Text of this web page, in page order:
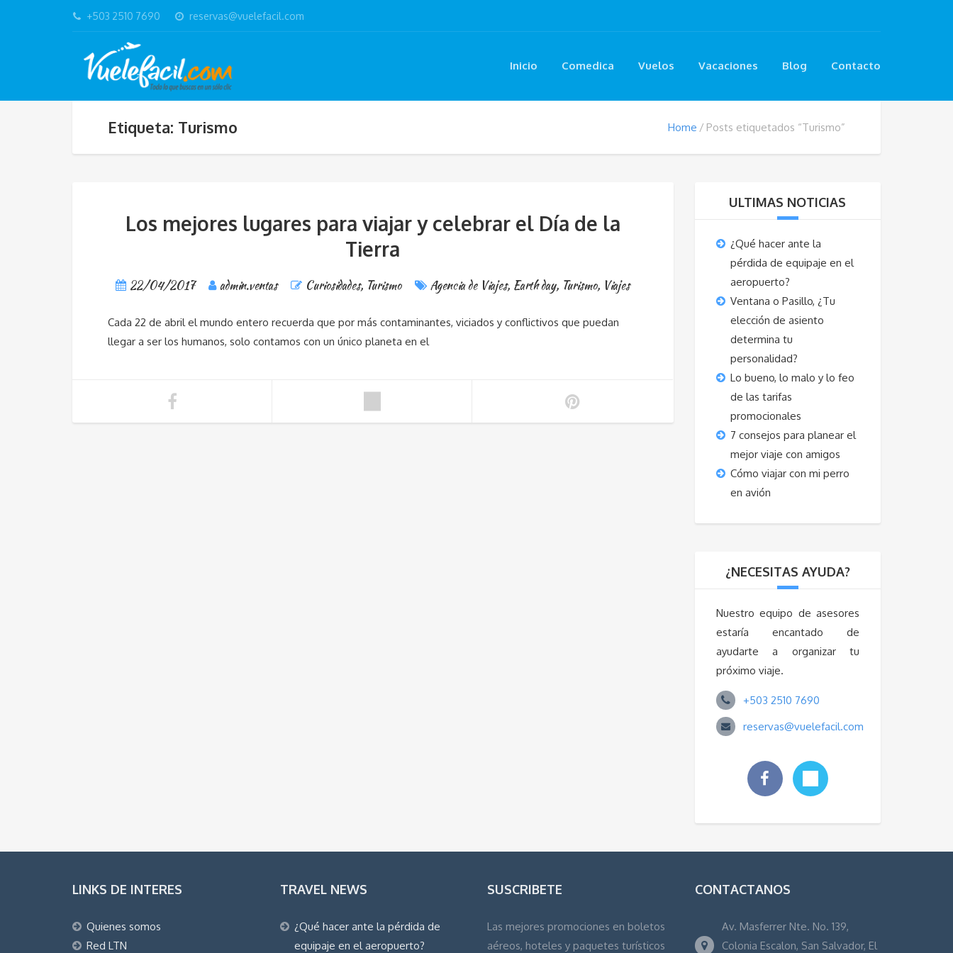
+503 2510 7690 reservas@vuelefacil.com
Inicio Comedica Vuelos Vacaciones Blog Contacto
Etiqueta: Turismo Home Posts etiquetados “Turismo”
Los mejores lugares para viajar y celebrar el Día de la
Tierra
22/04/2017 admin.ventas Curiosidades, Turismo Agencia de Viajes, Earth day, Turismo, Viajes
Cada 22 de abril el mundo entero recuerda que por más contaminantes, viciados y conflictivos que puedan
llegar a ser los humanos, solo contamos con un único planeta en el
ULTIMAS NOTICIAS
¿Qué hacer ante la
pérdida de equipaje en el
aeropuerto?
Ventana o Pasillo, ¿Tu
elección de asiento
determina tu
personalidad?
Lo bueno, lo malo y lo feo
de las tarifas
promocionales
7 consejos para planear el
mejor viaje con amigos
Cómo viajar con mi perro
en avión
¿NECESITAS AYUDA?
Nuestro equipo de asesores
estaría encantado de
ayudarte a organizar tu
próximo viaje.
+503 2510 7690
reservas@vuelefacil.com
LINKS DE INTERES
Quienes somos
Red LTN
TRAVEL NEWS
¿Qué hacer ante la pérdida de
equipaje en el aeropuerto?
SUSCRIBETE
Las mejores promociones en boletos
aéreos, hoteles y paquetes turísticos
CONTACTANOS
Av. Masferrer Nte. No. 139,
Colonia Escalon, San Salvador, El